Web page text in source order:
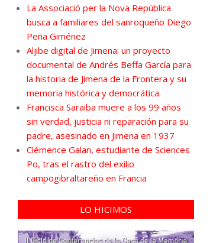
La Associació per la Nova República
busca a familiares del sanroqueño Diego
Peña Giménez
Aljibe digital de Jimena: un proyecto
documental de Andrés Beffa García para
la historia de Jimena de la Frontera y su
memoria histórica y democrática
Francisca Saraiba muere a los 99 años
sin verdad, justicia ni reparación para su
padre, asesinado en Jimena en 1937
Clémence Galan, estudiante de Sciences
Po, tras el rastro del exilio
campogibraltareño en Francia
LO HICIMOS